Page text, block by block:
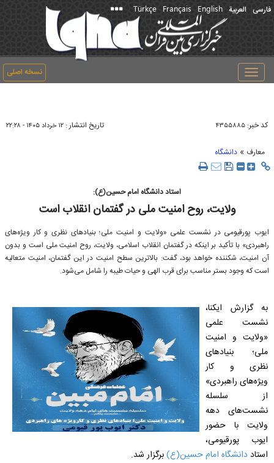
فارسی العربیة English
Français
Türkçe
نسخه اصلی
Toggle
navigation
کد خبر: ۴۳۵۵۸۸۵ تاریخ انتشار : ۱۲ خرداد ۱۴۰۵ - ۲۲:۲۸
معارف » دانشگاه
استاد دانشگاه امام حسین(ع):
ولایت، روح امنیت ملی در گفتمان انقلاب است
ایوب پورقیومی در نشست علمی «ولایت و امنیت ملی؛ بنیادهای نظری و کار ویژه‌های
راهبردی» با تأکید بر اینکه در گفتمان انقلاب اسلامی، ولایت، روح امنیت ملی است و بدون
آن امنیت، شکننده خواهد بود، گفت: بالاترین سطح امنیت در این گفتمان، امنیت متعالیه
است که وجود بستر مناسب برای قرب الهی و حیات طیبه را شامل می‌شود.
به گزارش ایکنا،
نشست علمی
«ولایت و امنیت
ملی؛ بنیادهای
نظری و کار
ویژه‌های راهبردی»
از سلسله
نشست‌های دهه
ولایت با حضور
ایوب پورقیومی،
استاددانشگاه امام حسین(ع)برگزار شد.